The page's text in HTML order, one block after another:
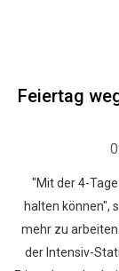
Feiertag
"Mit der 4-
halten können",
mehr zu
der Intensiv-